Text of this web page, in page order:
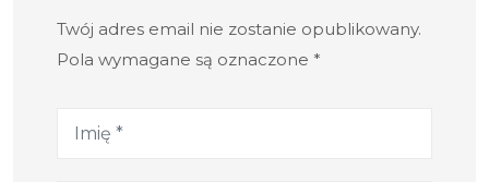
Twój adres email nie zostanie opublikowany.
Pola wymagane są oznaczone *